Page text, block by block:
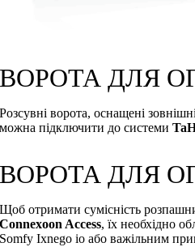
ВОРОТА ДЛЯ
Розсувні ворота, оснащені
можна підключити до системи
ВОРОТА ДЛЯ
Щоб отримати сумісність
Connexoon Access, їх необхідно
Somfy Ixnego io або важільним